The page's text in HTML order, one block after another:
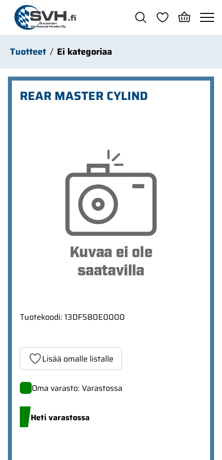
Siirry pääsisältöön
Tuotteet Ei kategoriaa
REAR MASTER CYLIND
Tuotekoodi: 13DF580E0000
Lisää omalle listalle
Oma varasto: Varastossa
Heti varastossa